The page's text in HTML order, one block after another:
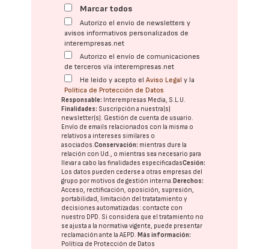
Marcar todos
Autorizo el envío de newsletters y
avisos informativos personalizados de
interempresas.net
Autorizo el envío de comunicaciones
de terceros vía interempresas.net
He leído y acepto elAviso Legal y la
Política de Protección de Datos
Responsable: Interempresas Media, S.L.U.
Finalidades: Suscripción a nuestra(s)
newsletter(s). Gestión de cuenta de usuario.
Envío de emails relacionados con la misma o
relativos a intereses similares o
asociados.Conservación: mientras dure la
relación con Ud., o mientras sea necesario para
llevar a cabo las finalidades especificadasCesión:
Los datos pueden cederse a otras empresas del
grupo por motivos de gestión interna. Derechos:
Acceso, rectificación, oposición, supresión,
portabilidad, limitación del tratatamiento y
decisiones automatizadas: contacte con
nuestro DPD. Si considera que el tratamiento no
se ajusta a la normativa vigente, puede presentar
reclamación ante laAEPD. Más información:
Política de Protección de Datos